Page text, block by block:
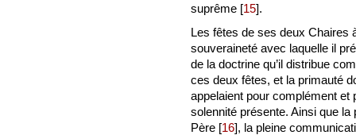
suprême [15].
Les fêtes de ses deux Chaires
souveraineté avec laquelle il
de la doctrine qu’il distribue
ces deux fêtes, et la primauté
appelaient pour complément
solennité présente. Ainsi que
Père [16], la pleine